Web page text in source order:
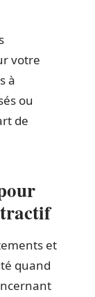
votre
à
ou
de
et
quand